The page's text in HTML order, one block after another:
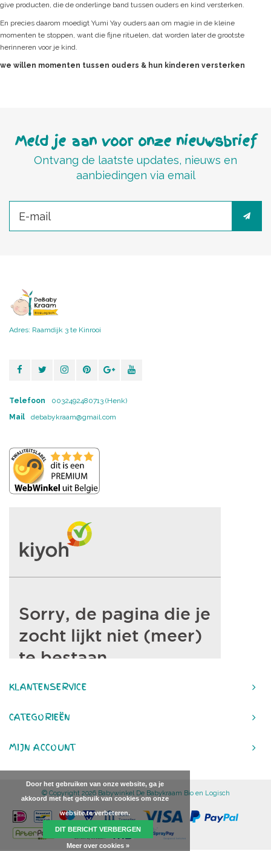
give producten, die de onderlinge band tussen ouders en kind versterken.
En precies daarom moedigt Yumi Yay ouders aan om magie in de kleine
momenten te stoppen, want die fijne rituelen, dat worden later de grootste
herinneren voor je kind.
we willen momenten tussen ouders & hun kinderen versterken
Meld je aan voor onze nieuwsbrief
Ontvang de laatste updates, nieuws en
aanbiedingen via email
Adres: Raamdijk 3 te Kinrooi
Telefoon
0032492480713 (Henk)
Mail
debabykraam@gmail.com
KLANTENSERVICE
CATEGORIEËN
MIJN ACCOUNT
© Copyright 2026 Babywinkel De Babykraam Bio en Logisch
Door het gebruiken van onze website, ga je
akkoord met het gebruik van cookies om onze
website te verbeteren.
DIT BERICHT VERBERGEN
Meer over cookies »